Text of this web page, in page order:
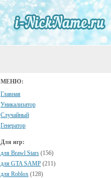
МЕНЮ:
Главная
Уникализатор
Случайный
Генератор
Для игр:
для Brawl Stars (156)
для GTA SAMP (211)
для Roblox (128)